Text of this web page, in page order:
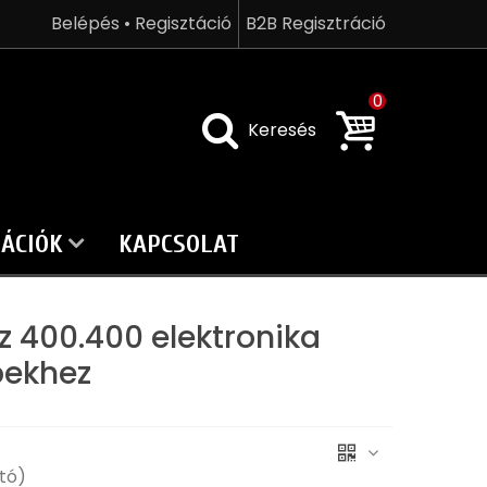
Belépés • Regisztáció B2B Regisztráció
Keresés
0
KAPCSOLAT
400.400 elektronika